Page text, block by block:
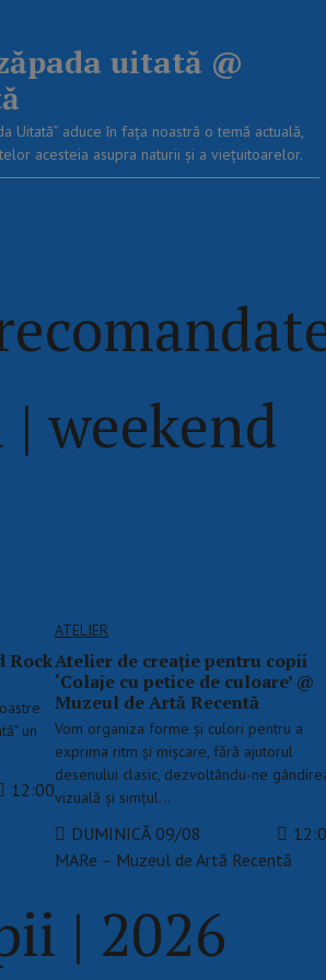
uitată @
Uitată” aduce în fața noastră o temă actuală,
acesteia asupra naturii și a viețuitoarelor.
weekend
Rock
un
12:00
ATELIER
Atelier de creație pentru copii
‘Colaje cu petice de culoare’ @
Muzeul de Artă Recentă
Vom organiza forme și culori pentru a
exprima ritm și mișcare, fără ajutorul
desenului clasic, dezvoltându-ne
vizuală și simțul…
DUMINICĂ 09/08
MARe – Muzeul de Artă Recentă
| 2026